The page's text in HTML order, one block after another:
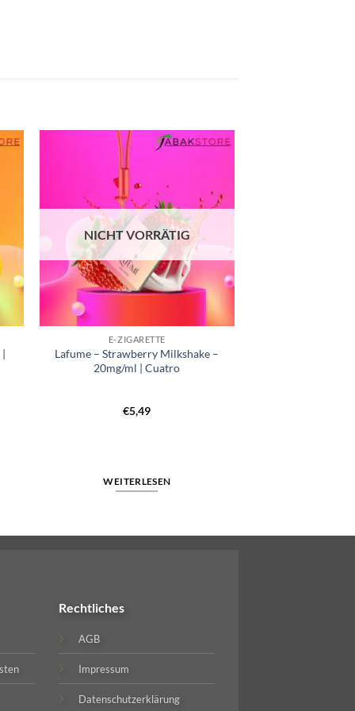
NICHT VORRÄTIG
E-ZIGARETTE
Lafume – Strawberry Milkshake –
20mg/ml | Cuatro
€5,49
WEITERLESEN
Rechtliches
AGB
Impressum
Datenschutzerklärung